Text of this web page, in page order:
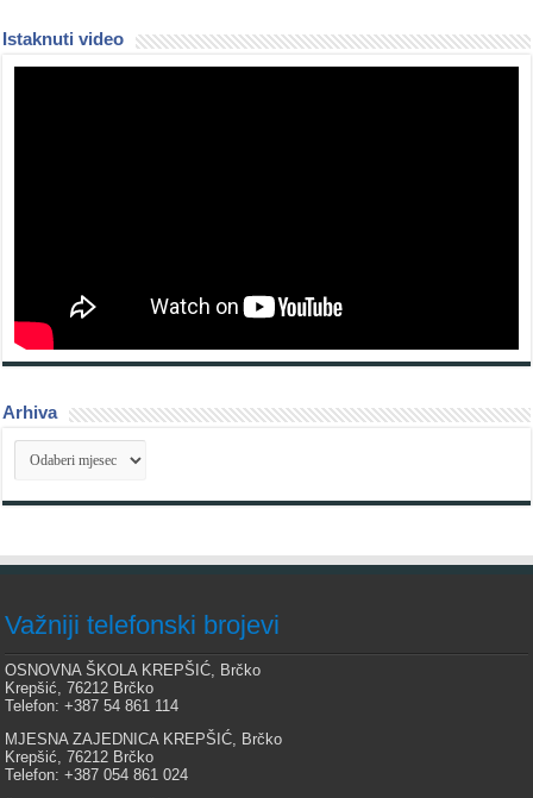
Istaknuti video
Arhiva
Arhiva
Važniji telefonski brojevi
OSNOVNA ŠKOLA KREPŠIĆ, Brčko
Krepšić, 76212 Brčko
Telefon: +387 54 861 114
MJESNA ZAJEDNICA KREPŠIĆ, Brčko
Krepšić, 76212 Brčko
Telefon: +387 054 861 024